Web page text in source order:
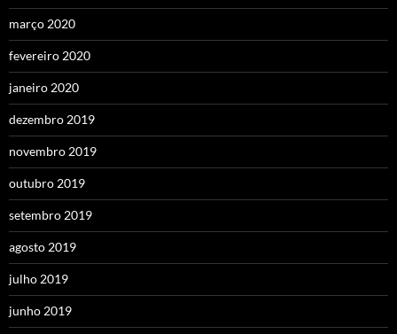
março 2020
fevereiro 2020
janeiro 2020
dezembro 2019
novembro 2019
outubro 2019
setembro 2019
agosto 2019
julho 2019
junho 2019